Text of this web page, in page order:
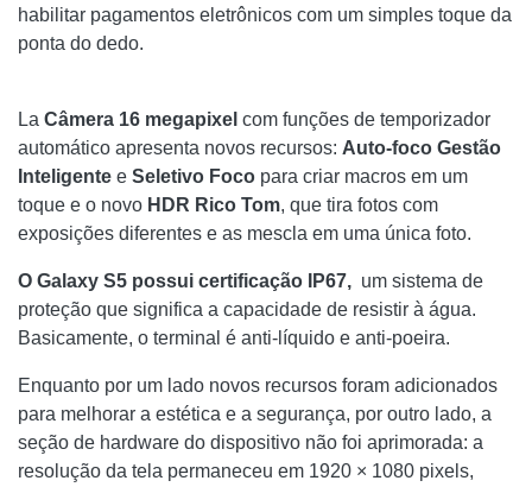
habilitar pagamentos eletrônicos com um simples toque da
ponta do dedo.
La Câmera 16 megapixel com funções de temporizador
automático apresenta novos recursos: Auto-foco Gestão
Inteligente e Seletivo Foco para criar macros em um
toque e o novo HDR Rico Tom, que tira fotos com
exposições diferentes e as mescla em uma única foto.
O Galaxy S5 possui certificação IP67, um sistema de
proteção que significa a capacidade de resistir à água.
Basicamente, o terminal é anti-líquido e anti-poeira.
Enquanto por um lado novos recursos foram adicionados
para melhorar a estética e a segurança, por outro lado, a
seção de hardware do dispositivo não foi aprimorada: a
resolução da tela permaneceu em 1920 × 1080 pixels,